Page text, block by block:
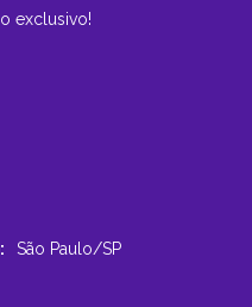
exclusivo!
São Paulo/SP